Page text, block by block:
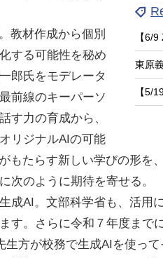
教材作成から個別
する可能性を秘め
郎氏をモデレータ
前線のキーパーソ
す力の育成から、
リジナルAIの可能
もたらす新しい学びの形を
のように期待を寄せる。
成AI。文部科学省も、活用
す。さらに令和７年度まで
方が校務で生成AIを使っ